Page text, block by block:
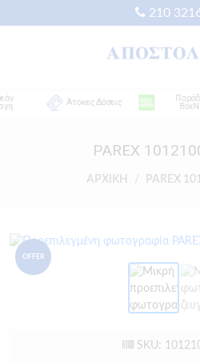
210
Άτοκες Δόσεις
BoxNow
PAREX
ΑΡΧΙΚΗ PAREX
OFFER
SKU: